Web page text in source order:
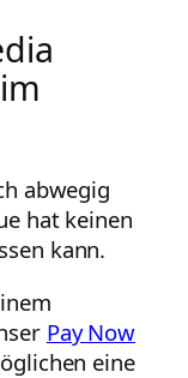
abwegig
hat keinen
kann.
Pay Now
eine